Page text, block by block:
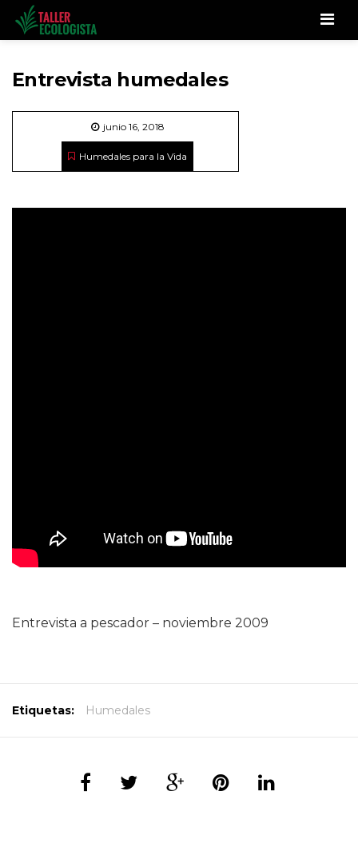
Entrevista humedales
junio 16, 2018
Humedales para la Vida
Entrevista a pescador – noviembre 2009
Etiquetas: Humedales